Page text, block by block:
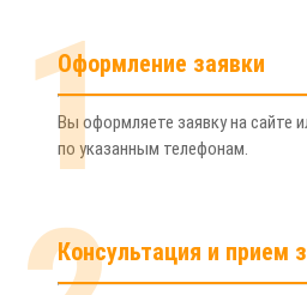
1
Оформление заявки
Вы оформляете заявку на сайте
по указанным телефонам.
Консультация и прием